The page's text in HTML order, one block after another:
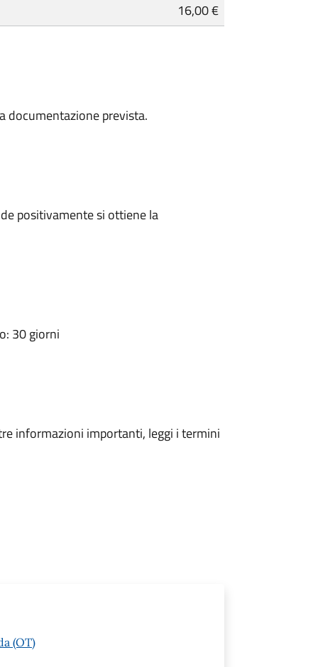
16,00 €
documentazione prevista.
positivamente si ottiene la
30 giorni
informazioni importanti, leggi i termini
(OT)